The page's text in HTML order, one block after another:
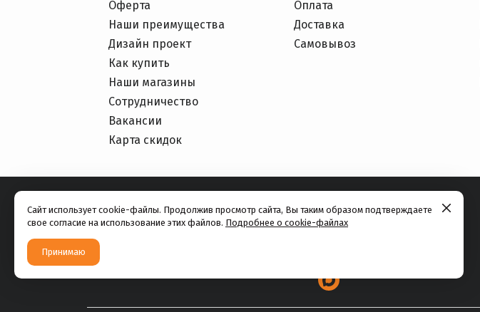
Оферта
Наши преимущества
Дизайн проект
Как купить
Наши магазины
Сотрудничество
Вакансии
Карта скидок
Оплата
Доставка
Самовывоз
Сайт использует cookie-файлы. Продолжив просмотр сайта, Вы таким образом подтверждаете
свое согласие на использование этих файлов. Подробнее о cookie-файлах
Принимаю